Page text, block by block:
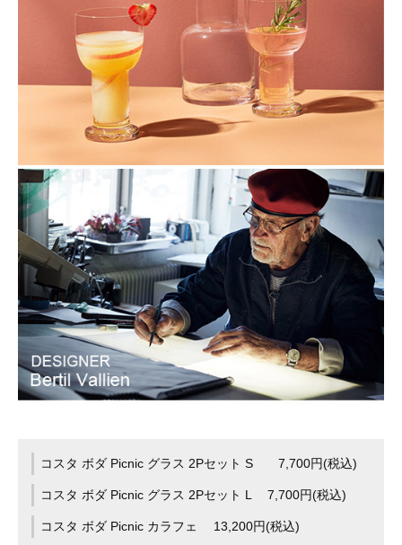
コスタ ボダ Picnic グラス 2Pセット S 7,700円(税込)
コスタ ボダ Picnic グラス 2Pセット L 7,700円(税込)
コスタ ボダ Picnic カラフェ 13,200円(税込)